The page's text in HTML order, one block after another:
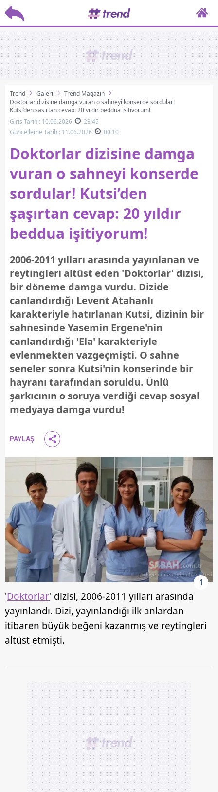
Trend Galeri
Trend Magazin
Doktorlar dizisine damga vuran o sahneyi konserde sordular!
Kutsi’den şaşırtan cevap: 20 yıldır beddua işitiyorum!
Giriş Tarihi: 10.06.2026
23:45
Güncelleme Tarihi: 11.06.2026
00:10
Doktorlar dizisine damga
vuran o sahneyi konserde
sordular! Kutsi’den
şaşırtan cevap: 20 yıldır
beddua işitiyorum!
2006-2011 yılları arasında yayınlanan ve
reytingleri altüst eden 'Doktorlar' dizisi,
bir döneme damga vurdu. Dizide
canlandırdığı Levent Atahanlı
karakteriyle hatırlanan Kutsi, dizinin bir
sahnesinde Yasemin Ergene'nin
canlandırdığı 'Ela' karakteriyle
evlenmekten vazgeçmişti. O sahne
seneler sonra Kutsi'nin konserinde bir
hayranı tarafından soruldu. Ünlü
şarkıcının o soruya verdiği cevap sosyal
medyaya damga vurdu!
PAYLAŞ
1
'Doktorlar' dizisi, 2006-2011 yılları arasında
yayınlandı. Dizi, yayınlandığı ilk anlardan
itibaren büyük beğeni kazanmış ve reytingleri
altüst etmişti.